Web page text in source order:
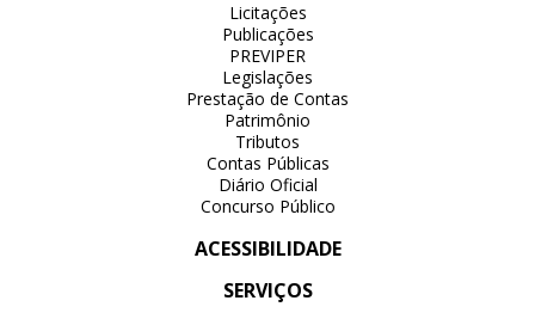
Licitações
Publicações
PREVIPER
Legislações
Prestação de Contas
Patrimônio
Tributos
Contas Públicas
Diário Oficial
Concurso Público
ACESSIBILIDADE
SERVIÇOS